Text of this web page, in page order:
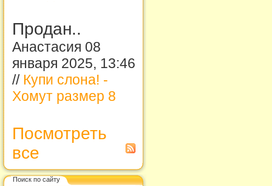
Продан..
Анастасия 08
января 2025, 13:46
// Купи слона! -
Хомут размер 8
Посмотреть
все
Поиск по сайту